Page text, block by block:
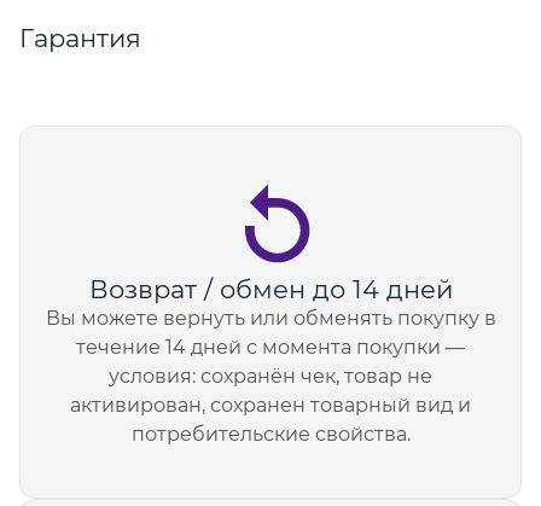
Гарантия
Возврат / обмен до 14 дней
Вы можете вернуть или обменять покупку в
течение 14 дней с момента покупки —
условия: сохранён чек, товар не
активирован, сохранен товарный вид и
потребительские свойства.